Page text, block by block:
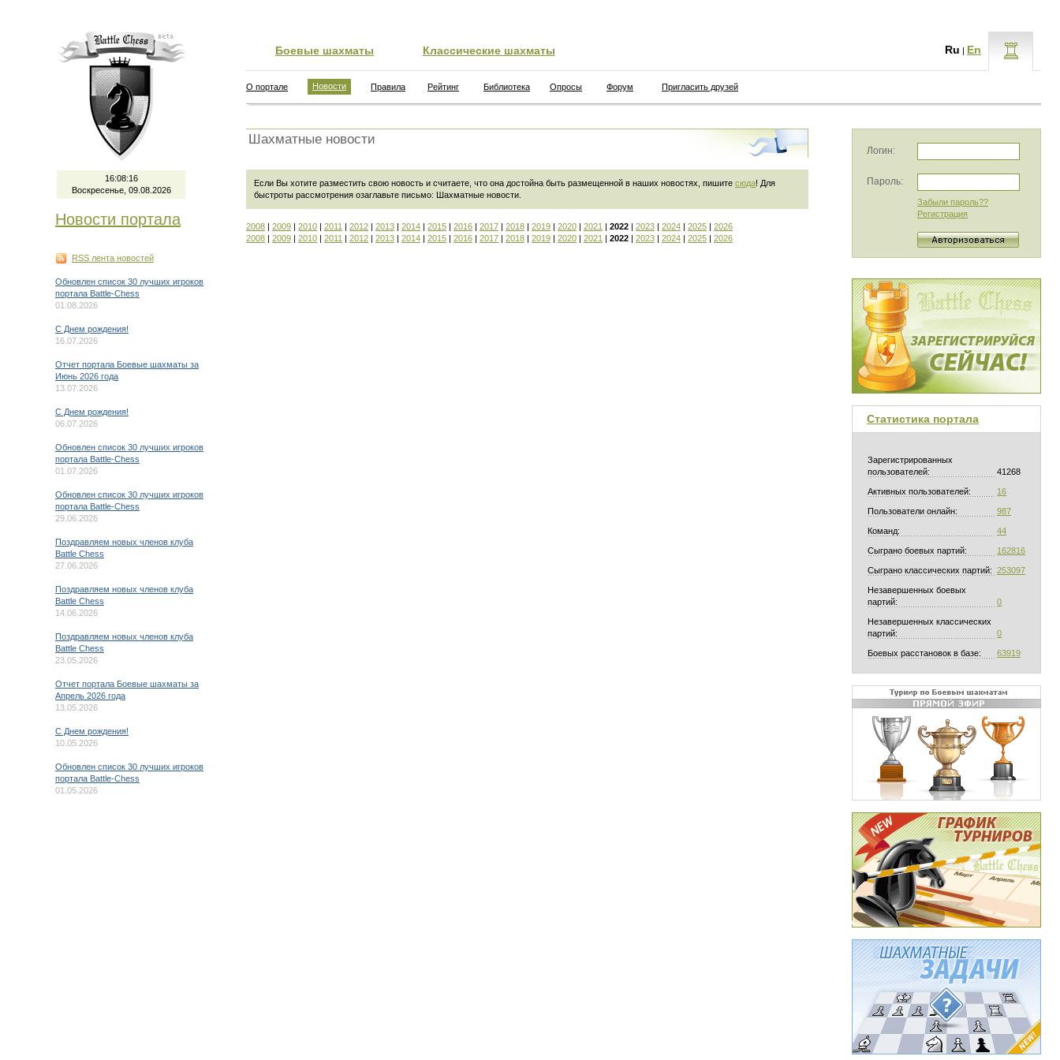
16:08:16
Воскресенье, 09.08.2026
Новости портала
RSS лента новостей
Обновлен список 30 лучших игроков
портала Battle-Chess
01.08.2026
C Днем рождения!
16.07.2026
Отчет портала Боевые шахматы за
Июнь 2026 года
13.07.2026
C Днем рождения!
06.07.2026
Обновлен список 30 лучших игроков
портала Battle-Chess
01.07.2026
Обновлен список 30 лучших игроков
портала Battle-Chess
29.06.2026
Поздравляем новых членов клуба
Battle Chess
27.06.2026
Поздравляем новых членов клуба
Battle Chess
14.06.2026
Поздравляем новых членов клуба
Battle Chess
23.05.2026
Отчет портала Боевые шахматы за
Апрель 2026 года
13.05.2026
C Днем рождения!
10.05.2026
Обновлен список 30 лучших игроков
портала Battle-Chess
01.05.2026
Боевые шахматы Классические шахматы Ru | En
О портале Новости Правила Рейтинг Библиотека Опросы Форум Пригласить друзей
Шахматные новости
Если Вы хотите разместить свою новость и считаете, что она достойна быть размещенной в наших новостях, пишите сюда! Для
быстроты рассмотрения озаглавьте письмо: Шахматные новости
2008 | 2009 | 2010 | 2011 | 2012 | 2013 | 2014 | 2015 | 2016 | 2017 | 2018 | 2019 | 2020 | 2021 | 2022 | 2023 | 2024 | 2025 | 2026
2008 | 2009 | 2010 | 2011 | 2012 | 2013 | 2014 | 2015 | 2016 | 2017 | 2018 | 2019 | 2020 | 2021 | 2022 | 2023 | 2024 | 2025 | 2026
Логин:
Пароль:
Забыли пароль??
Регистрация
Статистика портала
Зарегистрированных
пользователей:
41268
Активных пользователей: 16
Пользователи онлайн: 987
Команд: 44
Сыграно боевых партий: 162816
Сыграно классических партий: 253097
Незавершенных боевых
партий:
0
Незавершенных классических
партий:
0
Боевых расстановок в базе: 63919